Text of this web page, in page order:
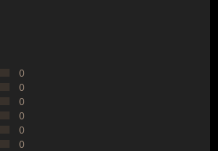
0
0
0
0
0
0